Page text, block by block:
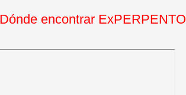
encontrar ExPERPENTO